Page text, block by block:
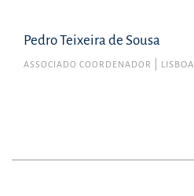
Pedro Teixeira de Sousa
ASSOCIADO COORDENADOR LISBOA